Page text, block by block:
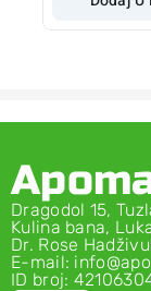
Dragodol 15,
Kulina bana,
Dr. Rose
E-mail:
ID broj: